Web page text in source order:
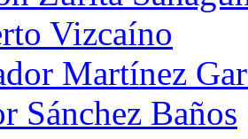
Vizcaíno
Martínez
Sánchez Baños